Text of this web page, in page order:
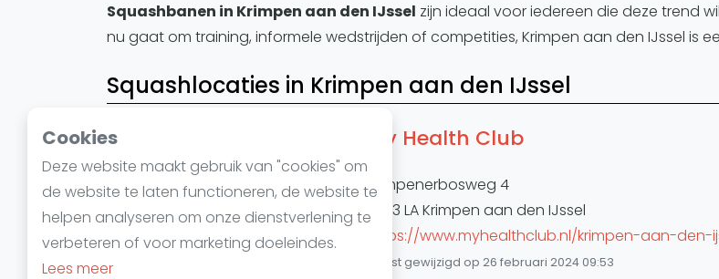
Cookies
Deze website maakt gebruik van "cookies" om
de website te laten functioneren, de website te
helpen analyseren om onze dienstverlening te
verbeteren of voor marketing doeleindes.
Lees meer
Squashbanen in Krimpen aan den IJssel zijn ideaal voor iedereen die deze trend
nu gaat om training, informele wedstrijden of competities, Krimpen aan den IJssel is
Squashlocaties in Krimpen aan den IJssel
My Health Club
Krimpenerbosweg 4
2923 LA Krimpen aan den IJssel
https://www.myhealthclub.nl/krimpen-aan-den-
Laatst gewijzigd op 26 februari 2024 09:53